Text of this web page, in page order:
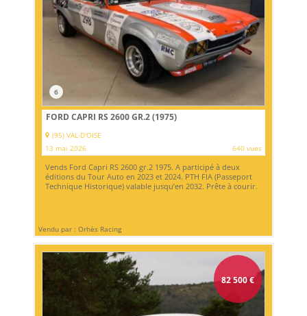
6
FORD CAPRI RS 2600 GR.2 (1975)
(95) VAL-D'OISE
13 mai 2026
640 vues
Vends Ford Capri RS 2600 gr.2 1975. A participé à deux
éditions du Tour Auto en 2023 et 2024. PTH FIA (Passeport
Technique Historique) valable jusqu’en 2032. Prête à courir.
Vendu par : Orhès Racing
82 500€